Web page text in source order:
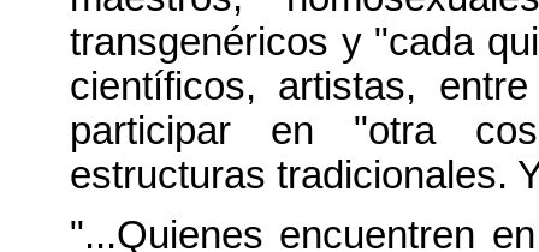
transgenéricos y "cada
científicos, artistas,
participar en "otra
estructuras tradicionales.
"...Quienes encuentren